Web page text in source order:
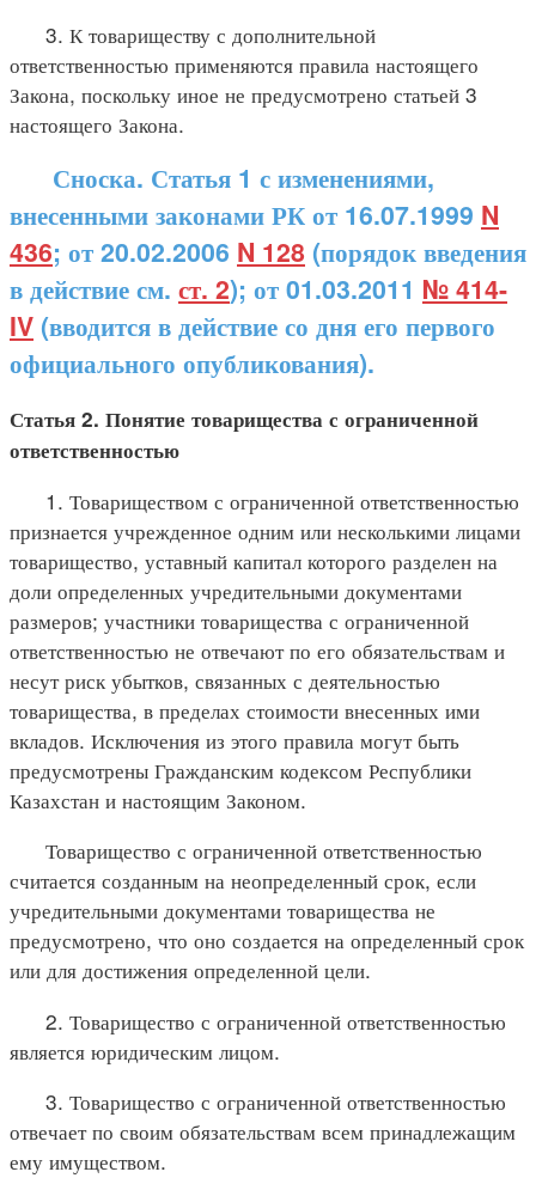
3. К товариществу с дополнительной
ответственностью применяются правила настоящего
Закона, поскольку иное не предусмотрено статьей 3
настоящего Закона.
Сноска. Статья 1 с изменениями,
внесенными законами РК от 16.07.1999 N
436; от 20.02.2006 N 128 (порядок введения
в действие см. ст. 2); от 01.03.2011 № 414-
IV (вводится в действие со дня его первого
официального опубликования).
Статья 2. Понятие товарищества с ограниченной
ответственностью
1. Товариществом с ограниченной ответственностью
признается учрежденное одним или несколькими лицами
товарищество, уставный капитал которого разделен на
доли определенных учредительными документами
размеров; участники товарищества с ограниченной
ответственностью не отвечают по его обязательствам и
несут риск убытков, связанных с деятельностью
товарищества, в пределах стоимости внесенных ими
вкладов. Исключения из этого правила могут быть
предусмотрены Гражданским кодексом Республики
Казахстан и настоящим Законом.
Товарищество с ограниченной ответственностью
считается созданным на неопределенный срок, если
учредительными документами товарищества не
предусмотрено, что оно создается на определенный срок
или для достижения определенной цели.
2. Товарищество с ограниченной ответственностью
является юридическим лицом.
3. Товарищество с ограниченной ответственностью
отвечает по своим обязательствам всем принадлежащим
ему имуществом.